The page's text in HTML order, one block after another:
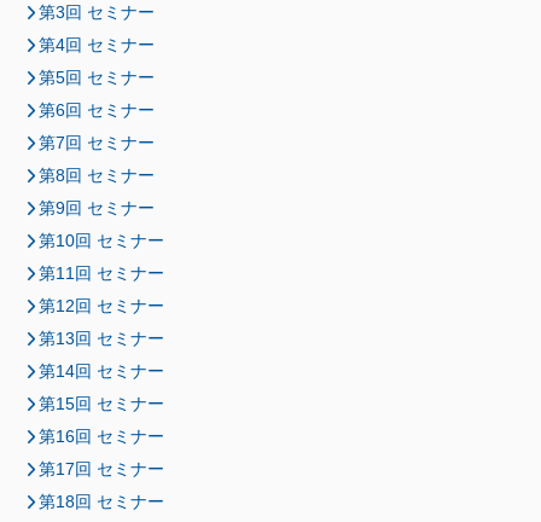
第3回 セミナー
第4回 セミナー
第5回 セミナー
第6回 セミナー
第7回 セミナー
第8回 セミナー
第9回 セミナー
第10回 セミナー
第11回 セミナー
第12回 セミナー
第13回 セミナー
第14回 セミナー
第15回 セミナー
第16回 セミナー
第17回 セミナー
第18回 セミナー